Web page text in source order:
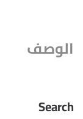
الوصف
Search